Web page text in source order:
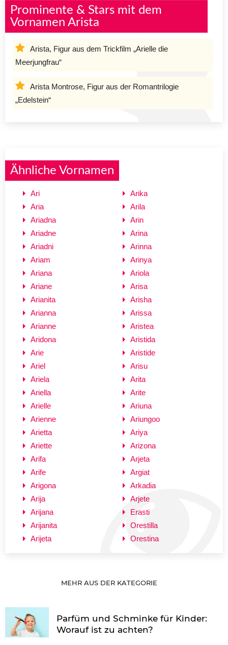
Prominente & Stars mit dem
Vornamen Arista
Arista, Figur aus dem Trickfilm „Arielle die
Meerjungfrau“
Arista Montrose, Figur aus der Romantrilogie
„Edelstein“
Ähnliche Vornamen
Ari
Aria
Ariadna
Ariadne
Ariadni
Ariam
Ariana
Ariane
Arianita
Arianna
Arianne
Aridona
Arie
Ariel
Ariela
Ariella
Arielle
Arienne
Arietta
Ariette
Arifa
Arife
Arigona
Arija
Arijana
Arijanita
Arijeta
Arika
Arila
Arin
Arina
Arinna
Arinya
Ariola
Arisa
Arisha
Arissa
Aristea
Aristida
Aristide
Arisu
Arita
Arite
Ariuna
Ariungoo
Ariya
Arizona
Arjeta
Argiat
Arkadia
Arjete
Erasti
Orestilla
Orestina
MEHR AUS DER KATEGORIE
Parfüm und Schminke für Kinder:
Worauf ist zu achten?